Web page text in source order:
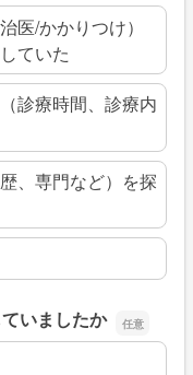
医/かかりつけ）
ていた
診療時間、診療内
、専門など）を探
いましたか
いましたか